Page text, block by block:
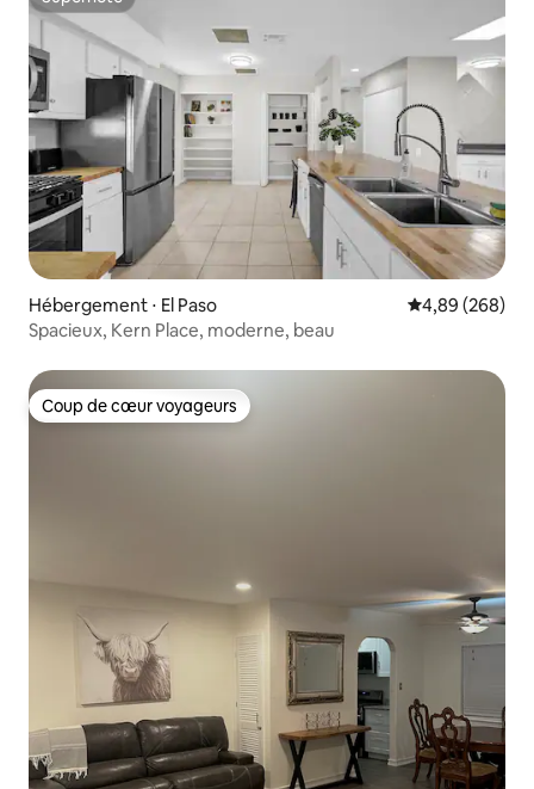
Superhôte
Hébergement ⋅ El Paso Évaluation
4,89 (268)
Spacieux, Kern Place, moderne, beau
Coup de cœur voyageurs
Coup de cœur voyageurs